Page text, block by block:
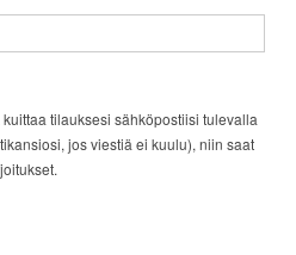
tilauksesi sähköpostiisi tulevalla
jos viestiä ei kuulu), niin saat